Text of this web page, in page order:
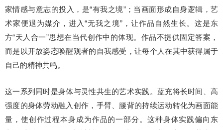
家情感与意志的投入，是“有我之境”； 当画面形成自身逻辑，艺
术家便退为媒介，进入“无我之境”，让作品自然生长。 这是东
方“天人合一”思想在当代创作中的体现。 作品不提供固定答案，
而是以开放姿态唤醒观者的自我感受，让每个人在其中获得属于
自己的精神共鸣。
这一系列同时是身体与灵性共生的艺术实践。 蓝充将长时间、高
强度的身体劳动融入创作，手臂、腰背的持续运动转化为画面能
量，使创作过程本身成为作品的一部分。 这种身体实践偏向东